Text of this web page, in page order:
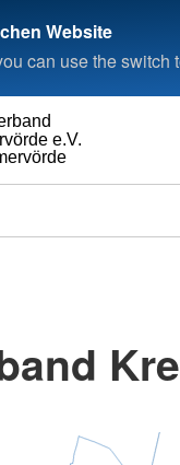
Website
can use the
e.V.